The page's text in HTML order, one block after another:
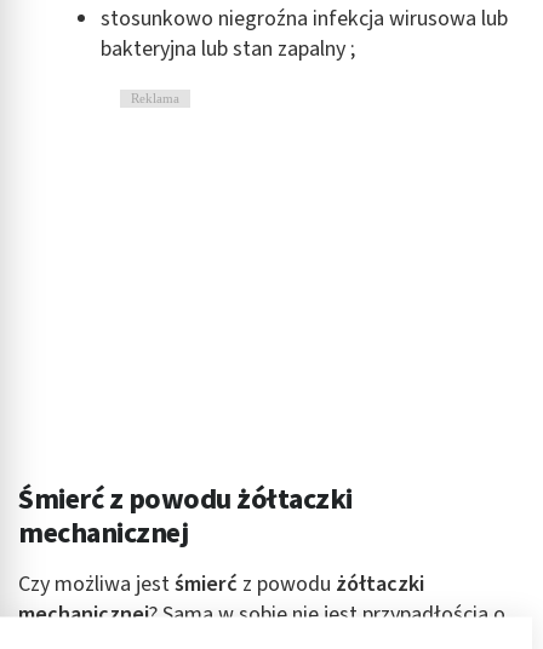
stosunkowo niegroźna infekcja wirusowa lub
bakteryjna lub stan zapalny ;
Reklama
Śmierć z powodu żółtaczki
mechanicznej
Czy możliwa jestśmierć z powodu żółtaczki
mechanicznej? Sama w sobie nie jest przypadłością o